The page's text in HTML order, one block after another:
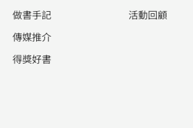
做書手記
傳媒推介
得獎好書
活動回顧